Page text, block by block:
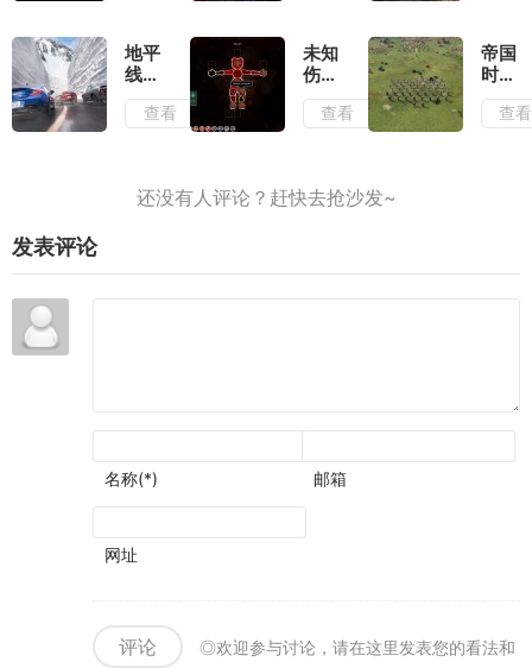
复古
滤镜
去看
提供
非常
多的
构筑
评：
大体
玩法
不变
地平
线6
测
评：
几乎
查看
未知
伤亡
测
评：
拼尽
查看
帝国
时代
4岳
飞传
查看
发表评论
名称(*) 邮箱
网址
评论 ◎欢迎参与讨论，请在这里发表您的看法和